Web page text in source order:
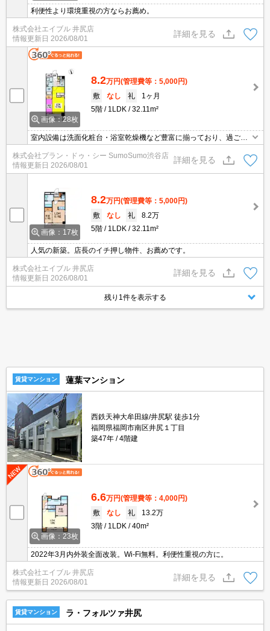
利便性より環境重視の方ならお薦め。
株式会社エイブル 井尻店
情報更新日 2026/08/01
詳細を見る
画像：28枚
8.2万円(管理費等：5,000円)
敷
なし 礼
1ヶ月
5階
1LDK 32.11m²
室内設備は洗面化粧台・浴室乾燥機など豊富に揃っており、過ごし
やすいお部屋になっております。不在時や家にいながら応対できな
いときでも宅配ボックスに荷物が届けられるので、配達時間を気に
せずに生活を送ることができます。セキュリティ面は、TVインター
ホン・オートロックなど充実しているので、防犯対策もばっちりで
株式会社プラン・ドゥ・シー SumoSumo渋谷店
情報更新日 2026/08/01
詳細を見る
画像：17枚
8.2万円(管理費等：5,000円)
敷
なし 礼
8.2万
5階
1LDK 32.11m²
人気の新築。店長のイチ押し物件、お薦めです。
株式会社エイブル 井尻店
情報更新日 2026/08/01
詳細を見る
残り1件を表示する
賃貸マンション 蓮葉マンション
西鉄天神大牟田線/井尻駅 徒歩1分
福岡県福岡市南区井尻１丁目
築47年
4階建
画像：23枚
6.6万円(管理費等：4,000円)
敷
なし 礼
13.2万
3階
1LDK 40m²
2022年3月内外装全面改装。Wi-Fi無料。利便性重視の方に。
株式会社エイブル 井尻店
情報更新日 2026/08/01
詳細を見る
賃貸マンション ラ・フォルツァ井尻